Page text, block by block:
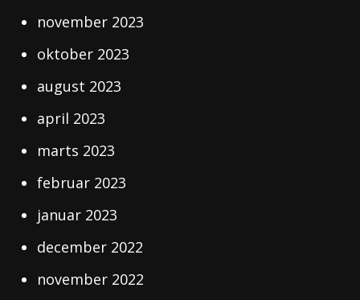
november 2023
oktober 2023
august 2023
april 2023
marts 2023
februar 2023
januar 2023
december 2022
november 2022